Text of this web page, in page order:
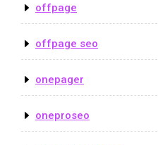
offpage
offpage seo
onepager
oneproseo